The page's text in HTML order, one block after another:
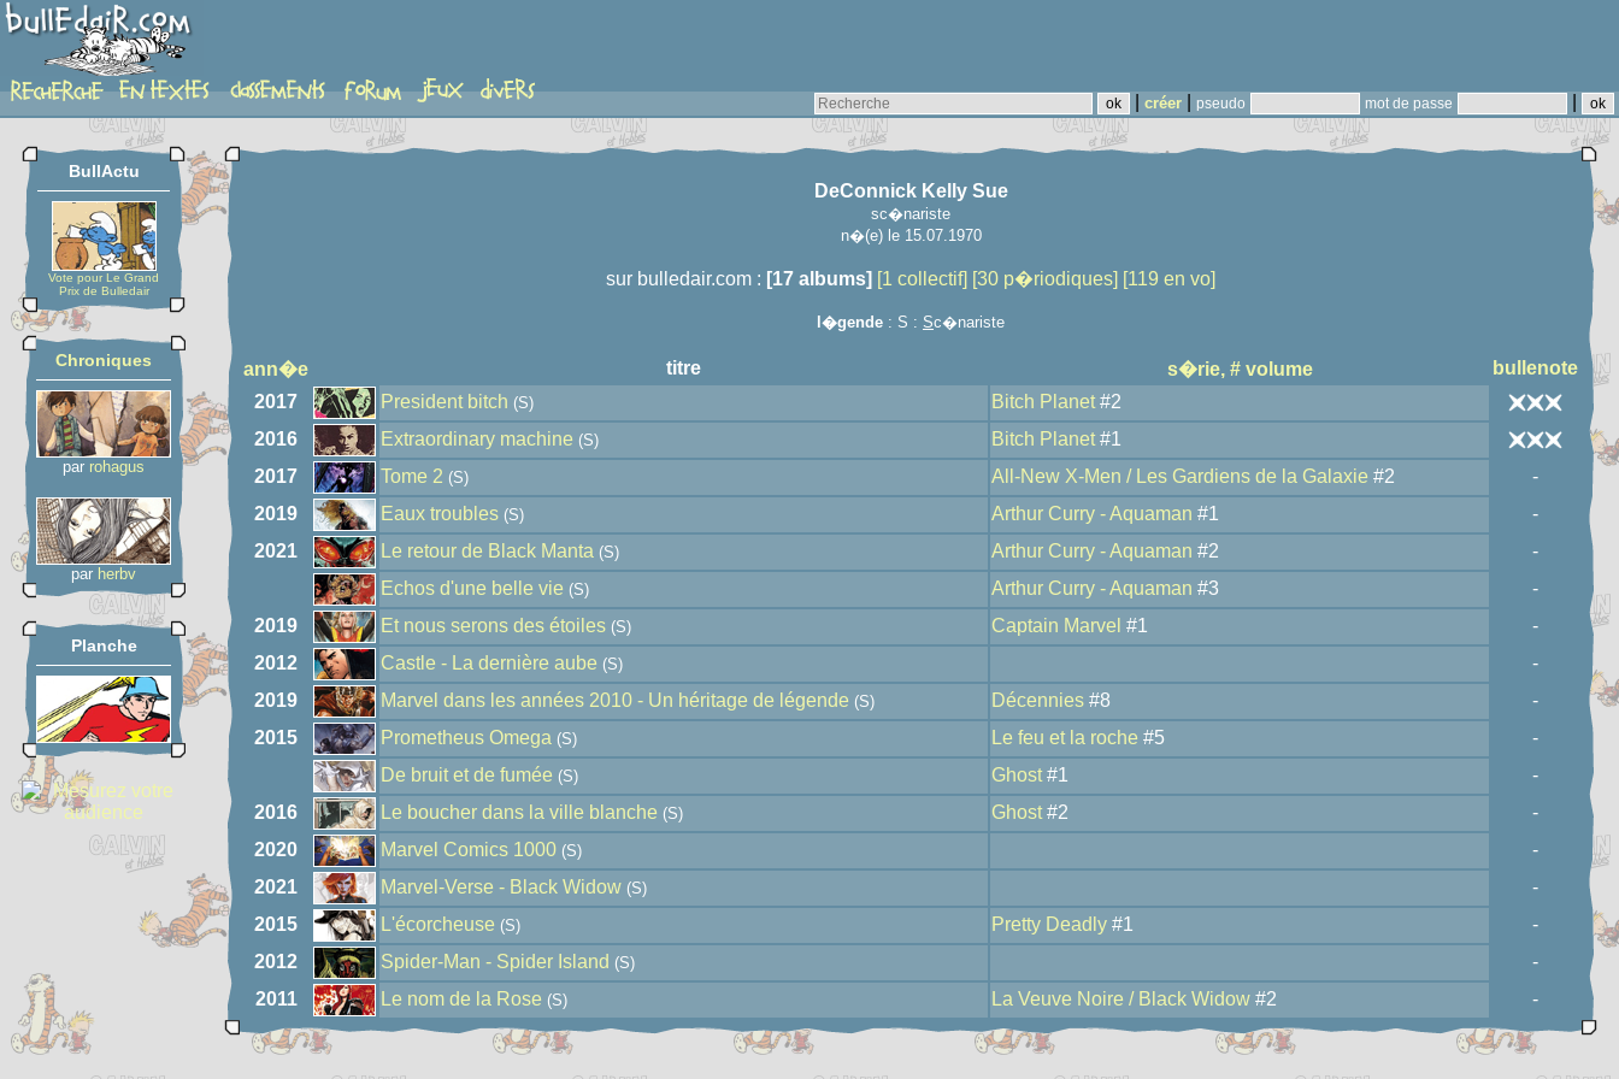
créer pseudo mot de passe
auteur
BullActu
Vote pour Le Grand
Prix de Bulledair
Chroniques
par rohagus
par herbv
Planche
DeConnick Kelly Sue
sc�nariste
n�(e) le 15.07.1970
sur bulledair.com : [17 albums] [1 collectif] [30 p�riodiques] [119 en vo]
l�gende : S : Sc�nariste
ann�e titre s�rie, # volume
bullenote
2017
President bitch (S) Bitch Planet #2
2016
Extraordinary machine (S) Bitch Planet #1
2017
Tome 2 (S) All-New X-Men / Les Gardiens de la Galaxie #2
-
2019
Eaux troubles (S) Arthur Curry - Aquaman #1
-
2021
Le retour de Black Manta (S) Arthur Curry - Aquaman #2
-
Echos d'une belle vie (S) Arthur Curry - Aquaman #3
-
2019
Et nous serons des étoiles (S) Captain Marvel #1
-
2012
Castle - La dernière aube (S)
-
2019
Marvel dans les années 2010 - Un héritage de légende (S) Décennies #8
-
2015
Prometheus Omega (S) Le feu et la roche #5
-
De bruit et de fumée (S) Ghost #1
-
2016
Le boucher dans la ville blanche (S) Ghost #2
-
2020
Marvel Comics 1000 (S)
-
2021
Marvel-Verse - Black Widow (S)
-
2015
L'écorcheuse (S) Pretty Deadly #1
-
2012
Spider-Man - Spider Island (S)
-
2011
Le nom de la Rose (S) La Veuve Noire / Black Widow #2 -